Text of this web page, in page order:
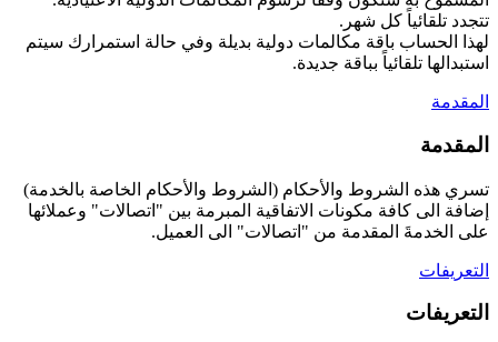
تتجدد تلقائياً كل شهر.
لهذا الحساب باقة مكالمات دولية بديلة وفي حالة استمرارك سيتم
استبدالها تلقائياً بباقة جديدة.
المقدمة
المقدمة
تسري هذه الشروط والأحكام (الشروط والأحكام الخاصة بالخدمة)
إضافة الى كافة مكونات الاتفاقية المبرمة بين "اتصالات" وعملائها
على الخدمةَ المقدمة من "اتصالات" الى العميل.
التعريفات
التعريفات